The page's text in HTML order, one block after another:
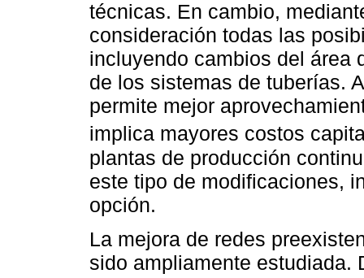
técnicas. En cambio,
consideración todas las
incluyendo cambios del área
de los sistemas de tuberías.
permite mejor
implica mayores costos
plantas de producción
este tipo de modificaciones,
opción.
La mejora de redes
sido ampliamente estudiada.